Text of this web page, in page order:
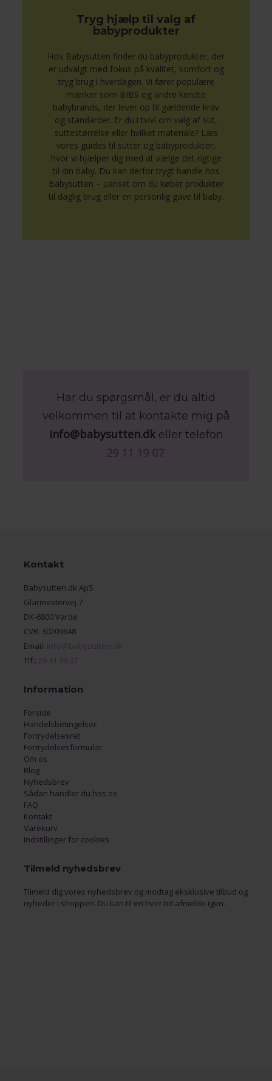
Tryg hjælp til valg af
babyprodukter
Hos Babysutten finder du babyprodukter, der
er udvalgt med fokus på kvalitet, komfort og
tryg brug i hverdagen. Vi fører populære
mærker som BIBS og andre kendte
babybrands, der lever op til gældende krav
og standarder. Er du i tvivl om valg af sut,
suttestørrelse eller hvilket materiale? Læs
vores guides til sutter og babyprodukter,
hvor vi hjælper dig med at vælge det rigtige
til din baby. Du kan derfor trygt handle hos
Babysutten – uanset om du køber produkter
til daglig brug eller en personlig gave til baby.
Har du spørgsmål, er du altid
velkommen til at kontakte mig på
info@babysutten.dkeller telefon
29 11 19 07.
Kontakt
Babysutten.dk ApS
Glarmestervej 7
DK-6800 Varde
CVR: 30209648
Email: info@babysutten.dk
Tlf.: 29 11 19 07
Information
Forside
Handelsbetingelser
Fortrydelsesret
Fortrydelsesformular
Om os
Blog
Nyhedsbrev
Sådan handler du hos os
FAQ
Kontakt
Varekurv
Indstillinger for cookies
Tilmeld nyhedsbrev
Tilmeld dig vores nyhedsbrev og modtag eksklusive tilbud og
nyheder i shoppen. Du kan til en hver tid afmelde igen.